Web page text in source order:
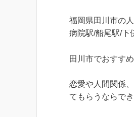
福岡県田川市の
病院駅/船尾駅/下
田川市でおすす
恋愛や人間関係
てもらうならで